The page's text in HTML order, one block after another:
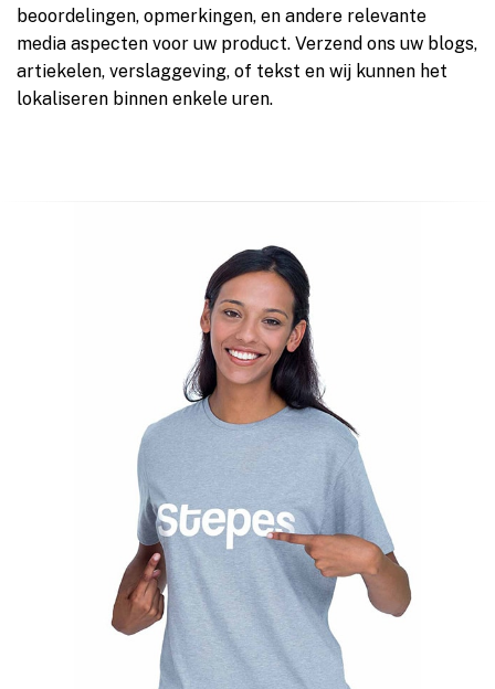
beoordelingen, opmerkingen, en andere relevante
media aspecten voor uw product. Verzend ons uw blogs,
artiekelen, verslaggeving, of tekst en wij kunnen het
lokaliseren binnen enkele uren.